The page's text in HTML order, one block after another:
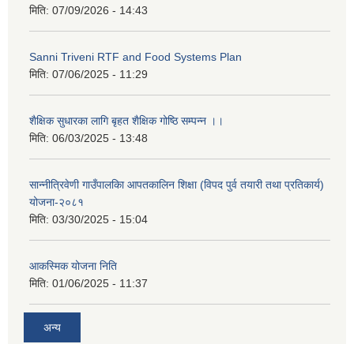
मिति: 07/09/2026 - 14:43
Sanni Triveni RTF and Food Systems Plan
मिति: 07/06/2025 - 11:29
शैक्षिक सुधारका लागि बृहत शैक्षिक गोष्ठि सम्पन्न ।।
मिति: 06/03/2025 - 13:48
सान्नीत्रिवेणी गाउँपालकिा आपतकालिन शिक्षा (विपद पुर्व तयारी तथा प्रतिकार्य)
योजना-२०८१
मिति: 03/30/2025 - 15:04
आकस्मिक योजना निति
मिति: 01/06/2025 - 11:37
अन्य